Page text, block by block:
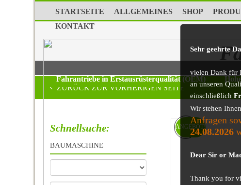
STARTSEITE ALLGEMEINES SHOP
KONTAKT
Sehr geehrte
vielen Dank für
an unseren
einschließlich
Wir stehen
Anfragen
24.08.2026
Dear Sir or
Thank you for
Fahrantriebe in Erstausrüsterqualität (OEM) |
ZURÜCK ZUR VORHERIGEN SEITE
ANGEBOT!
Schnellsuche:
BAUMASCHINE